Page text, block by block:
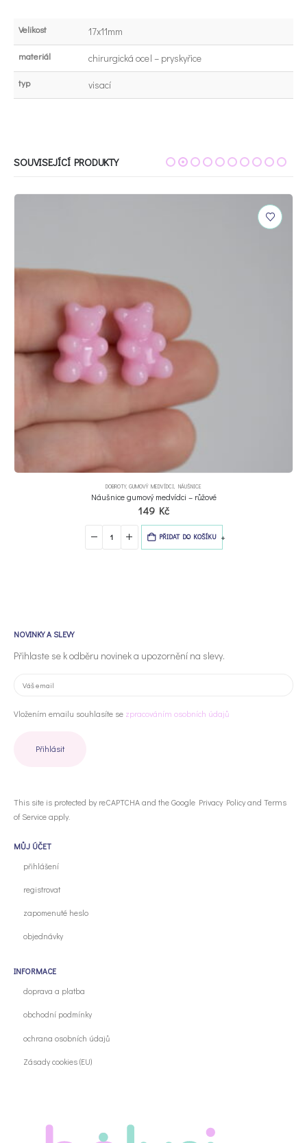
Velikost 17x11mm
materiál chirurgická ocel – pryskyřice
typ visací
SOUVISEJÍCÍ PRODUKTY
DOBROTY, GUMOVÝ MEDVÍDCI NÁUŠNICE
Náušnice gumový medvídci – růžové
149 Kč
PŘIDAT DO KOŠÍKU
- +
NOVINKY A SLEVY
Přihlaste se k odběru novinek a upozornění na slevy.
Vložením emailu souhlasíte se zpracováním osobních údajů
This site is protected by reCAPTCHA and the Google Privacy Policyand Terms
of Serviceapply.
MŮJ ÚČET
přihlášení
registrovat
zapomenuté heslo
objednávky
INFORMACE
doprava a platba
obchodní podmínky
ochrana osobních údajů
Zásady cookies (EU)